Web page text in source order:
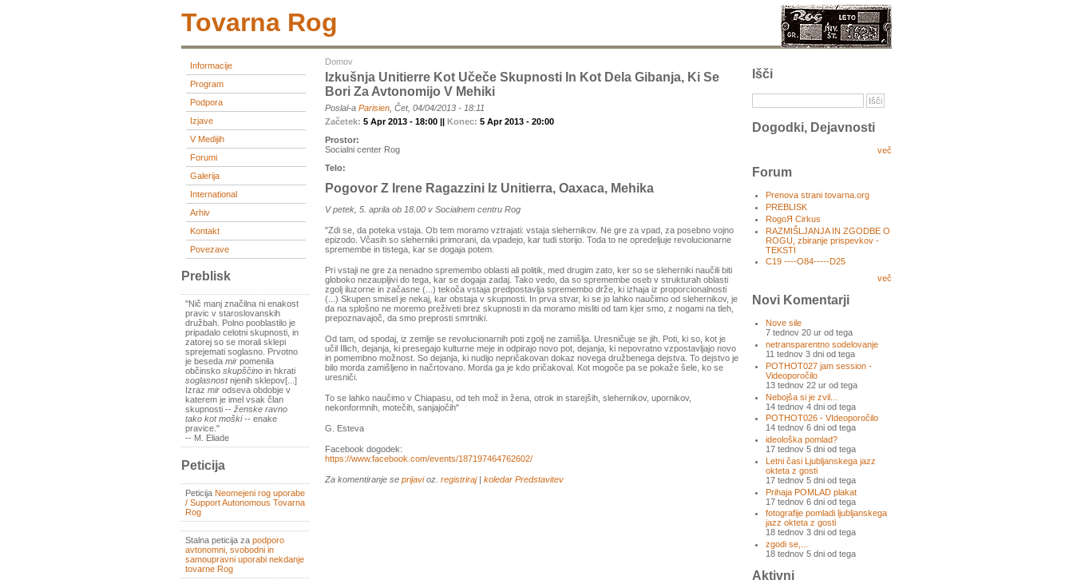
Tovarna Rog
Informacije
Program
Podpora
Izjave
V Medijih
Forumi
Galerija
International
Arhiv
Kontakt
Povezave
Preblisk
"Nič manj značilna ni enakost
pravic v staroslovanskih
družbah. Polno pooblastilo je
pripadalo celotni skupnosti, in
zatorej so se morali sklepi
sprejemati soglasno. Prvotno
je beseda mir pomenila
občinsko skupščino in hkrati
soglasnostnjenih sklepov[...]
Izraz mir odseva obdobje v
katerem je imel vsak član
skupnosti -- ženske ravno
tako kot moški-- enake
pravice."
-- M. Eliade
Peticija
Peticija Neomejeni rog uporabe
/ Support Autonomous Tovarna
Rog
Stalna peticija za podporo
avtonomni, svobodni in
samoupravni uporabi nekdanje
tovarne Rog
Domov
Izkušnja Unitierre Kot Učeče Skupnosti In Kot Dela Gibanja, Ki Se
Bori Za Avtonomijo V Mehiki
Poslal-a Parisien , Čet, 04/04/2013 - 18:11
Začetek: 5 Apr 2013 - 18:00 || Konec: 5 Apr 2013 - 20:00
Prostor:
Socialni center Rog
Telo:
Pogovor Z Irene Ragazzini Iz Unitierra, Oaxaca, Mehika
V petek, 5. aprila ob 18.00 v Socialnem centru Rog
"Zdi se, da poteka vstaja. Ob tem moramo vztrajati: vstaja slehernikov. Ne gre za vpad, za posebno vojno
epizodo. Včasih so sleherniki primorani, da vpadejo, kar tudi storijo. Toda to ne opredeljuje revolucionarne
spremembe in tistega, kar se dogaja potem.
Pri vstaji ne gre za nenadno spremembo oblasti ali politik, med drugim zato, ker so se sleherniki naučili biti
globoko nezaupljivi do tega, kar se dogaja zadaj. Tako vedo, da so spremembe oseb v strukturah oblasti
zgolj iluzorne in začasne (...) tekoča vstaja predpostavlja spremembo drže, ki izhaja iz proporcionalnosti
(...) Skupen smisel je nekaj, kar obstaja v skupnosti. In prva stvar, ki se jo lahko naučimo od slehernikov, je
da na splošno ne moremo preživeti brez skupnosti in da moramo misliti od tam kjer smo, z nogami na tleh,
prepoznavajoč, da smo preprosti smrtniki.
Od tam, od spodaj, iz zemlje se revolucionarnih poti zgolj ne zamišlja. Uresničuje se jih. Poti, ki so, kot je
učil Illich, dejanja, ki presegajo kulturne meje in odpirajo novo pot, dejanja, ki nepovratno vzpostavljajo novo
in pomembno možnost. So dejanja, ki nudijo nepričakovan dokaz novega družbenega dejstva. To dejstvo je
bilo morda zamišljeno in načrtovano. Morda ga je kdo pričakoval. Kot mogoče pa se pokaže šele, ko se
uresniči.
To se lahko naučimo v Chiapasu, od teh mož in žena, otrok in starejših, slehernikov, upornikov,
nekonformnih, motečih, sanjajočih"
G. Esteva
Facebook dogodek:
https://www.facebook.com/events/187197464762602/
Za komentiranje se prijavioz. registriraj| koledar Predstavitev
Išči
Dogodki, Dejavnosti
več
Forum
Prenova strani tovarna.org
PREBLISK
RogoЯ Cirkus
RAZMIŠLJANJA IN ZGODBE O
ROGU, zbiranje prispevkov -
TEKSTI
C19 ----O84-----D25
več
Novi Komentarji
Nove sile
7 tednov 20 ur od tega
netransparentno sodelovanje
11 tednov 3 dni od tega
POTHOT027 jam session -
Videoporočilo
13 tednov 22 ur od tega
Nebojša si je zvil...
14 tednov 4 dni od tega
POTHOT026 - VIdeoporočilo
14 tednov 6 dni od tega
ideološka pomlad?
17 tednov 5 dni od tega
Letni časi Ljubljanskega jazz
okteta z gosti
17 tednov 5 dni od tega
Prihaja POMLAD plakat
17 tednov 6 dni od tega
fotografije pomladi ljubljanskega
jazz okteta z gosti
18 tednov 3 dni od tega
zgodi se,...
18 tednov 5 dni od tega
Aktivni